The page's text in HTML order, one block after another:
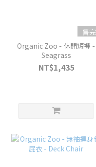
售完
Organic Zoo - 休閒短褲 -
Seagrass
NT$1,435